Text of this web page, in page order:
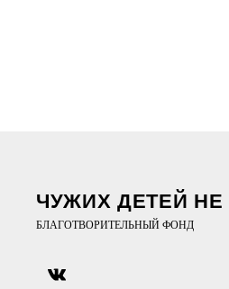
ЧУЖИХ ДЕТЕЙ
БЛАГОТВОРИТЕЛЬНЫЙ ФОНД